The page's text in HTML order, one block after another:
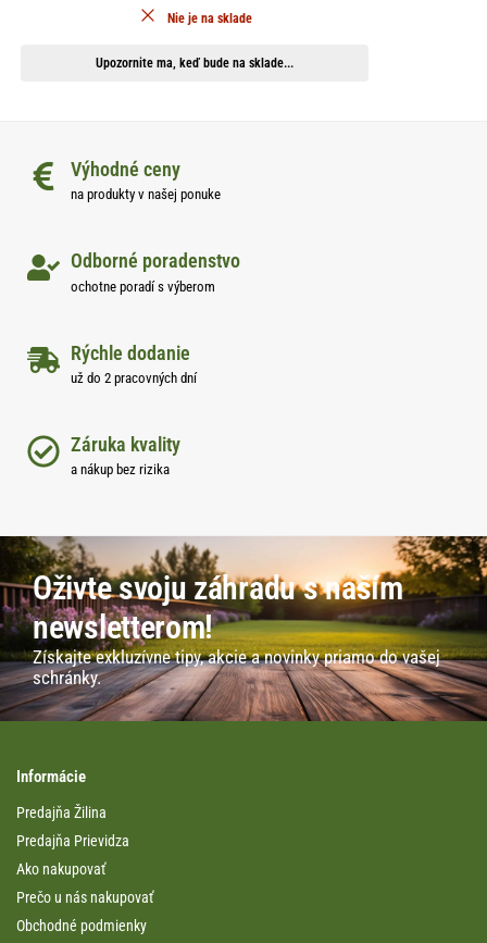
Upozornite ma, keď bude na sklade...
Nie je na sklade
Výhodné ceny
na produkty v našej ponuke
Odborné poradenstvo
ochotne poradí s výberom
Rýchle dodanie
už do 2 pracovných dní
Záruka kvality
a nákup bez rizika
Oživte svoju záhradu s naším
newsletterom!
Získajte exkluzívne tipy, akcie a novinky priamo do vašej
schránky.
Informácie
Predajňa Žilina
Predajňa Prievidza
Ako nakupovať
Prečo u nás nakupovať
Obchodné podmienky